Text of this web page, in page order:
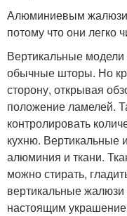
Алюминиевым жалюзи
потому что они легко
Вертикальные
обычные шторы. Но
сторону, открывая
положение ламелей.
контролировать
кухню. Вертикальные
алюминия и ткани.
можно стирать,
вертикальные жалюзи
настоящим